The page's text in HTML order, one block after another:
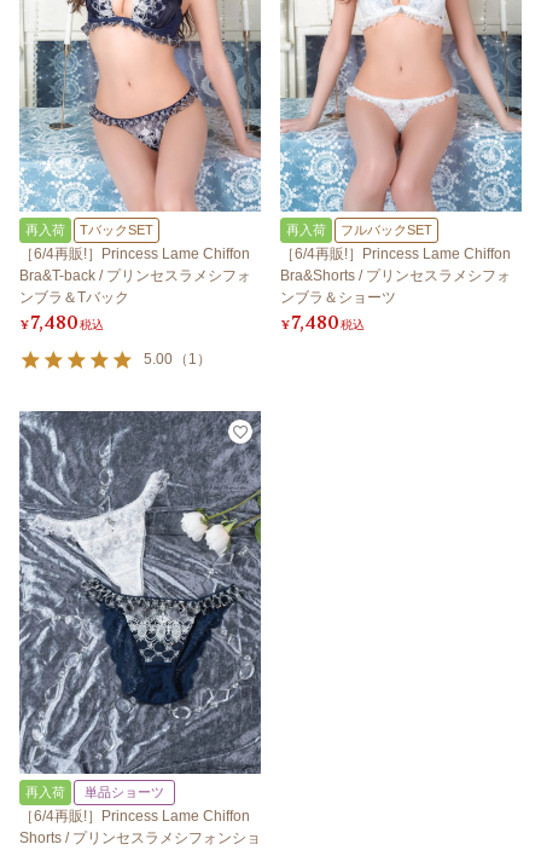
再入荷 TバックSET
［6/4再販!］Princess Lame Chiffon
Bra&T-back / プリンセスラメシフォ
ンブラ＆Tバック
¥7,480税込
5.00 （ 1 ）
再入荷 フルバックSET
［6/4再販!］Princess Lame Chiffon
Bra&Shorts / プリンセスラメシフォ
ンブラ＆ショーツ
¥7,480税込
再入荷 単品ショーツ
［6/4再販!］Princess Lame Chiffon
Shorts / プリンセスラメシフォンショ